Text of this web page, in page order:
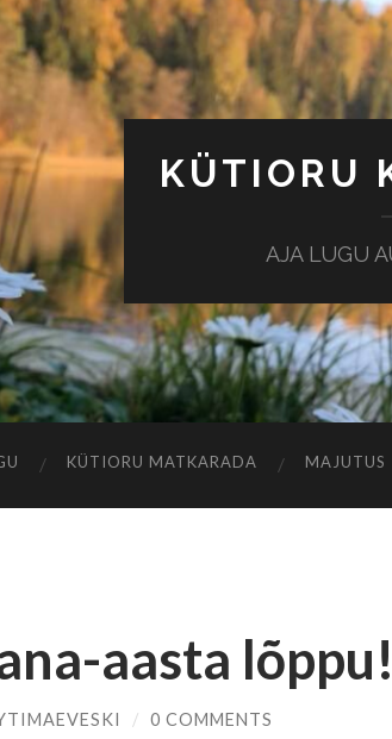
KÜTIORU
AJA LUGU
KÜTIORU MATKARADA MAJUTUS
aasta lõppu!
/ 0 COMMENTS